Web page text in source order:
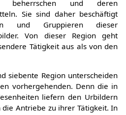
beherrschen und deren
Sie sind daher beschäftigt
und Gruppieren dieser
Von dieser Region geht
Tätigkeit aus als von den
siebente Region unterscheiden
vorhergehenden. Denn die in
liefern den Urbildern
Antriebe zu ihrer Tätigkeit. In